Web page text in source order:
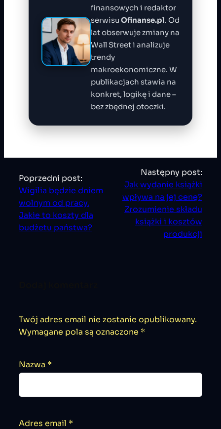
finansowych i redaktor
serwisu Ofinanse.pl. Od
lat obserwuje zmiany na
Wall Street i analizuje
trendy
makroekonomiczne. W
publikacjach stawia na
konkret, logikę i dane –
bez zbędnej otoczki.
Poprzedni post:
Wigilia będzie dniem
wolnym od pracy.
Jakie to koszty dla
budżetu państwa?
Następny post:
Jak wydanie książki
wpływa na jej cenę?
Zrozumienie składu
książki i kosztów
produkcji
Twój adres email nie zostanie opublikowany.
Wymagane pola są oznaczone *
Nazwa *
Adres email *